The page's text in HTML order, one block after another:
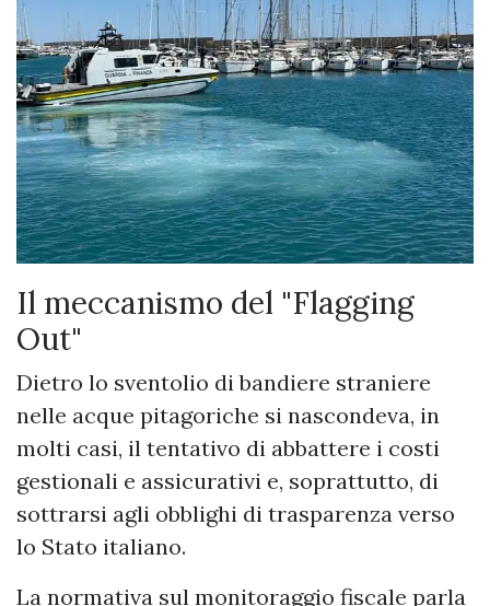
Il meccanismo del "Flagging
Out"
Dietro lo sventolio di bandiere straniere
nelle acque pitagoriche si nascondeva, in
molti casi, il tentativo di abbattere i costi
gestionali e assicurativi e, soprattutto, di
sottrarsi agli obblighi di trasparenza verso
lo Stato italiano.
La normativa sul monitoraggio fiscale parla